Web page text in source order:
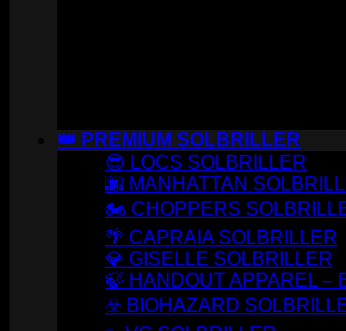
👑 PREMIUM SOLBRILLER
😎 LOCS SOLBRILLER
🌆 MANHATTAN
🏍️ CHOPPERS
🌴 CAPRAIA SOLBRILLER
💎 GISELLE SOLBRILLER
🍃 HANDOUT APPAREL –
☣️ BIOHAZARD